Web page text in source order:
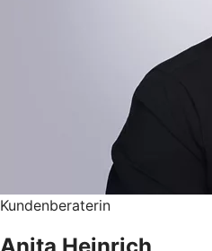
Kundenberaterin